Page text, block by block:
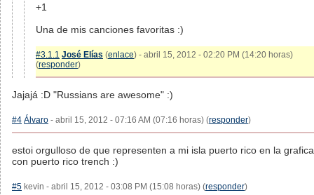
+1
Una de mis canciones favoritas :)
#3.1.1 José Elías (enlace) - abril 15, 2012 - 02:20 PM (14:20 horas)
(responder)
Jajajá :D "Russians are awesome" :)
#4 Álvaro - abril 15, 2012 - 07:16 AM (07:16 horas) (responder)
estoi orgulloso de que representen a mi isla puerto rico en la grafica
con puerto rico trench :)
#5 kevin - abril 15, 2012 - 03:08 PM (15:08 horas) (responder)